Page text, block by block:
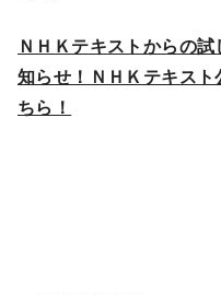
ＮＨＫテキストからの
知らせ！ＮＨＫテキスト
ちら！